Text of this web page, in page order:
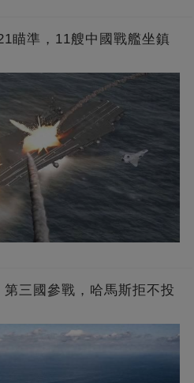
瞄準，11艘中國戰艦坐鎮
三國參戰，哈馬斯拒不投